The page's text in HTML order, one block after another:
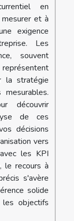
en
et à
exigence
Les
souvent
représentent
la stratégie
découvrir
de ces
décisions
vers
les KPI
le recours à
s'avère
solide
objectifs